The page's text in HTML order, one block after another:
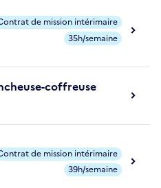
de mission intérimaire
35h/semaine
coffreuse
de mission intérimaire
39h/semaine